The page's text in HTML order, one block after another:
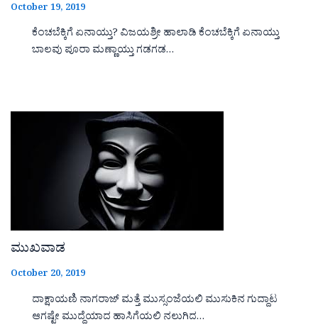
October 19, 2019
ಕೆಂಚಬೆಕ್ಕಿಗೆ ಏನಾಯ್ತು? ವಿಜಯಶ್ರೀ ಹಾಲಾಡಿ ಕೆಂಚಬೆಕ್ಕಿಗೆ ಏನಾಯ್ತು
ಬಾಲವು ಪೂರಾ ಮಣ್ಣಾಯ್ತು ಗಡಗಡ…
ಮುಖವಾಡ
October 20, 2019
ದಾಕ್ಷಾಯಣಿ ನಾಗರಾಜ್ ಮತ್ತೆ ಮುಸ್ಸಂಜೆಯಲಿ ಮುಸುಕಿನ ಗುದ್ದಾಟ
ಆಗಷ್ಟೇ ಮುದ್ದೆಯಾದ ಹಾಸಿಗೆಯಲಿ ನಲುಗಿದ…